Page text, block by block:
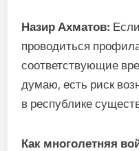
Назир Ахматов:
проводиться
соответствующие
думаю, есть риск
в республике
Как многолетняя